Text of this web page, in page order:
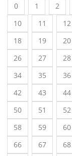
0 1 2
10
11 12
18
19 20
26
27 28
34
35 36
42
43 44
50
51 52
58
59 60
66
67 68